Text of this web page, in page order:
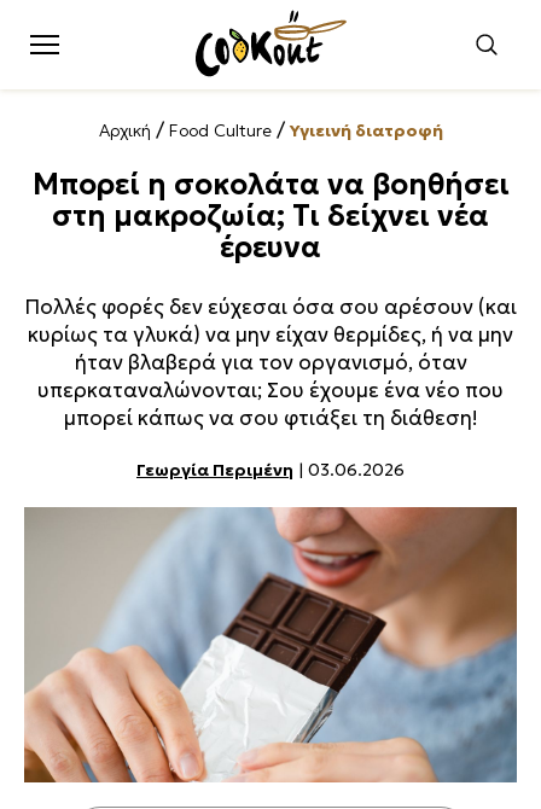
Αρχική / Food Culture/Υγιεινή διατροφή
Μπορεί η σοκολάτα να βοηθήσει
στη μακροζωία; Τι δείχνει νέα
έρευνα
Πολλές φορές δεν εύχεσαι όσα σου αρέσουν (και
κυρίως τα γλυκά) να μην είχαν θερμίδες, ή να μην
ήταν βλαβερά για τον οργανισμό, όταν
υπερκαταναλώνονται; Σου έχουμε ένα νέο που
μπορεί κάπως να σου φτιάξει τη διάθεση!
Γεωργία Περιμένη | 03.06.2026